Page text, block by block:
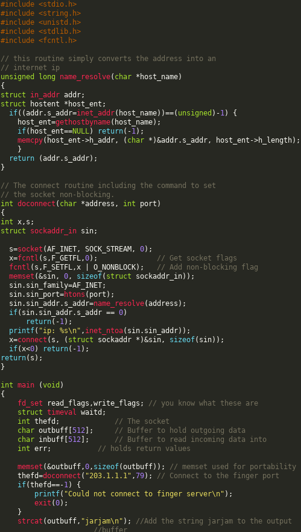
#include <stdio.h>
#include <string.h>
#include <unistd.h>
#include <stdlib.h>
#include <fcntl.h>
// this routine simply converts the address into an
// internet ip
unsigned
long name_resolve( char * host_name)
{
struct
in_addr addr;
struct
hostent * host_ent ;
if( (addr. s_addr=inet_addr( host_name) )==( unsigned ) -1)
{
host_ent=gethostbyname( host_name) ;
if( host_ent==NULL) return( -1) ;
memcpy( host_ent ->h_addr, ( char * )&addr. s_addr, host_ent ->h_length) ;
}
return
(addr. s_addr) ;
}
// The connect routine including the command to set
// the socket non-blocking.
int doconnect ( char *address , int port )
{
int x, s ;
struct
sockaddr_in sin;
s=socket (AF_INET, SOCK_STREAM , 0) ;
x=fcntl ( s , F_GETFL,0) ;
// Get socket flags
fcntl ( s , F_SETFL,x O_NONBLOCK) ;
// Add non-blocking flag
memset (&sin, 0, sizeof( struct sockaddr_in) ) ;
sin. sin_family=AF_INET;
sin. sin_port=htons ( port ) ;
sin. sin_addr. s_addr=name_resolve(address ) ;
if( sin. sin_addr. s_addr == 0)
return( -1) ;
printf( "ip: %s\n" , inet_ntoa( sin. sin_addr) ) ;
x=connect ( s , ( struct sockaddr * )&sin, sizeof( sin) ) ;
if(x<0) return( -1) ;
return( s ) ;
}
int main (void )
{
fd_set
read_flags ,write_flags ;
// you know what these are
struct timeval waitd ;
int thefd ;
// The socket
char outbuff 512 ;
// Buffer to hold outgoing data
char inbuff 512 ;
// Buffer to read incoming data into
int err; // holds return values
memset (&outbuff,0, sizeof(outbuff) ) ;
// memset used for portability
thefd=doconnect ( "203.1.1.1" ,79) ;
// Connect to the finger port
if(thefd==-1)
{
printf( "Could not connect to finger server\n" ) ;
exit (0) ;
}
strcat (outbuff, "jarjam\n" ) ;
//Add the string jarjam to the output
//buffer